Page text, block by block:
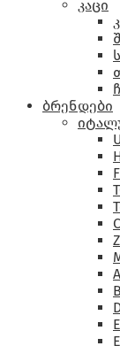
კაცი
ბრენდები